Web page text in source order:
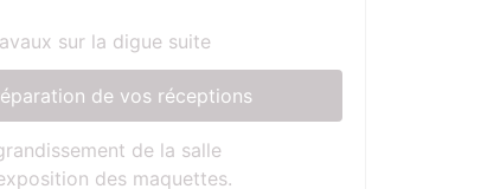
sur la digue suite
de vos réceptions
de la salle
des maquettes.